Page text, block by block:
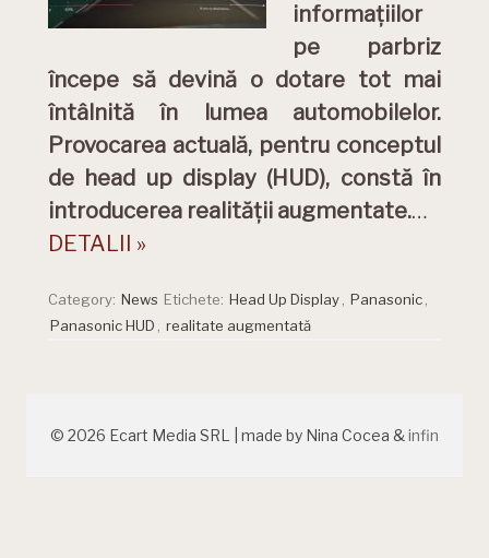
informațiilor
pe parbriz
începe să devină o dotare tot mai
întâlnită în lumea automobilelor.
Provocarea actuală, pentru conceptul
de head up display (HUD), constă în
introducerea realității augmentate.…
DETALII »
Category: News Etichete: Head Up Display Panasonic
Panasonic HUD
realitate augmentată
© 2026 Ecart Media SRL | made by Nina Cocea &infin